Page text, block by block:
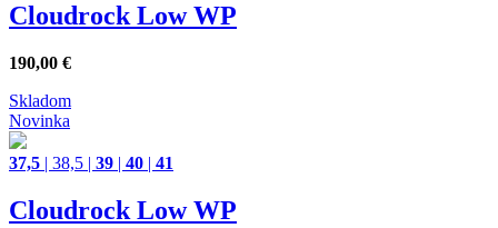
Cloudrock Low WP
190,00 €
Skladom
Novinka
37,5 | 38,5 | 39 | 40 | 41
Cloudrock Low WP